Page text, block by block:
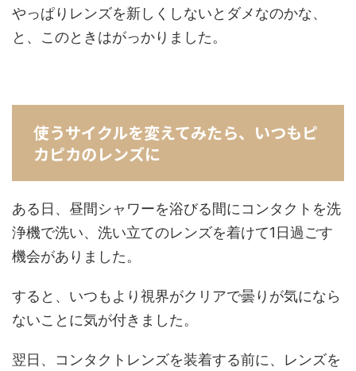
やっぱりレンズを新しくしないとダメなのかな、
と、このときはがっかりました。
使うサイクルを変えてみたら、いつもピ
カピカのレンズに
ある日、昼間シャワーを浴びる間にコンタクトを洗
浄機で洗い、洗い立てのレンズを着けて1日過ごす
機会がありました。
すると、いつもより視界がクリアで曇りが気になら
ないことに気が付きました。
翌日、コンタクトレンズを装着する前に、レンズを